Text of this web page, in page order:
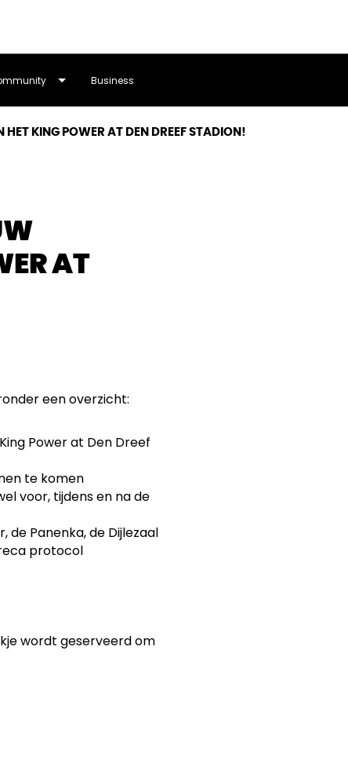
Business
KING POWER AT DEN DREEF STADION!
AT
een overzicht:
Power at Den Dreef
te komen
voor, tijdens en na de
de Panenka, de Dijlezaal
protocol
wordt geserveerd om